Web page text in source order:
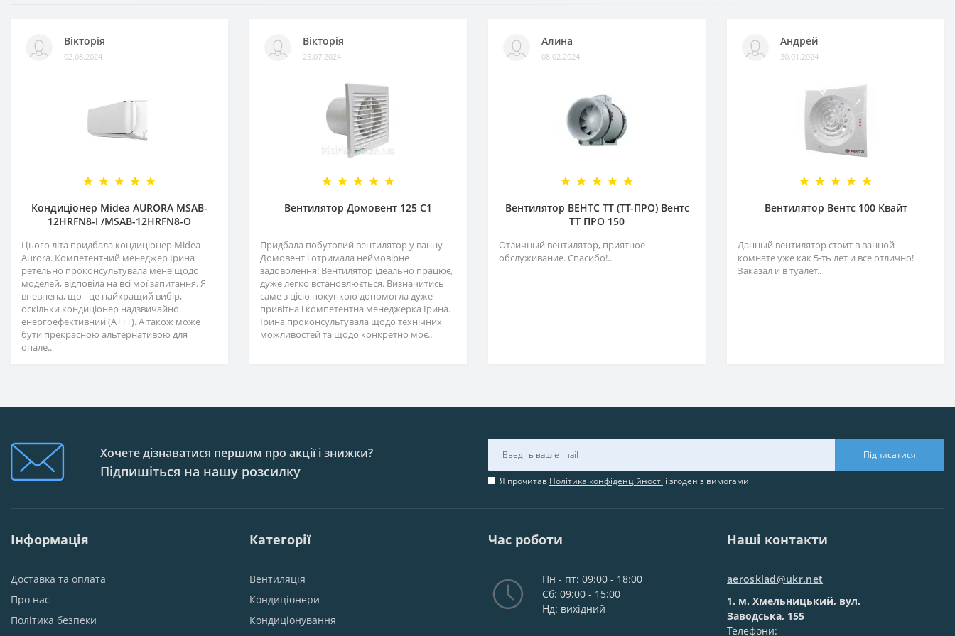
Вікторія
02.08.2024
Кондиціонер Midea AURORA MSAB-
12HRFN8-I /MSAB-12HRFN8-O
Цього літа придбала кондиціонер Midea
Aurora. Компетентний менеджер Ірина
ретельно проконсультувала мене щодо
моделей, відповіла на всі мої запитання. Я
впевнена, що - це найкращий вибір,
оскільки кондиціонер надзвичайно
енергоефективний (А+++). А також може
бути прекрасною альтернативою для
опале..
Вікторія
25.07.2024
Вентилятор Домовент 125 С1
Придбала побутовий вентилятор у ванну
Домовент і отримала неймовірне
задоволення! Вентилятор ідеально працює,
дуже легко встановлюється. Визначитись
саме з цією покупкою допомогла дуже
привітна і компетентна менеджерка Ірина.
Ірина проконсультувала щодо технічних
можливостей та щодо конкретно моє..
Алина
08.02.2024
Вентилятор ВЕНТС ТТ (ТТ-ПРО) Вентс
ТТ ПРО 150
Отличный вентилятор, приятное
обслуживание. Спасибо!..
Андрей
30.01.2024
Вентилятор Вентс 100 Квайт
Данный вентилятор стоит в ванной
комнате уже как 5-ть лет и все отлично!
Заказал и в туалет..
Хочете дізнаватися першим про акції і знижки?
Підпишіться на нашу розсилку
Підписатися
Я прочитав Політика конфіденційності і згоден з вимогами
Інформація
Доставка та оплата
Про нас
Політика безпеки
Категорії
Вентиляція
Кондиціонери
Кондиціонування
Час роботи
Пн - пт: 09:00 - 18:00
Сб: 09:00 - 15:00
Нд: вихідний
Наші контакти
aerosklad@ukr.net
1. м. Хмельницький, вул.
Заводська, 155
Телефони: